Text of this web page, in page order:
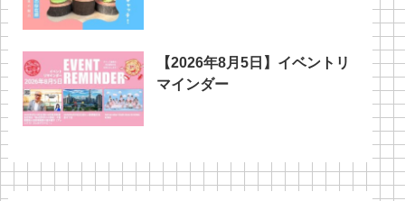
【2026年8月5日】イベントリ
マインダー